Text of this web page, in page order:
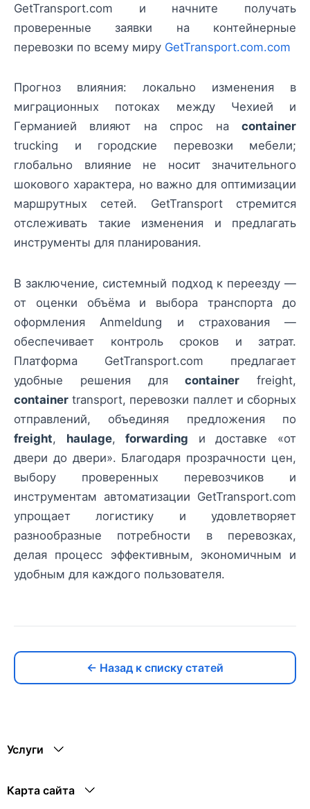
GetTransport.com и начните получать
проверенные заявки на контейнерные
перевозки по всему миру GetTransport.com.com
Прогноз влияния: локально изменения в
миграционных потоках между Чехией и
Германией влияют на спрос на container
trucking и городские перевозки мебели;
глобально влияние не носит значительного
шокового характера, но важно для оптимизации
маршрутных сетей. GetTransport стремится
отслеживать такие изменения и предлагать
инструменты для планирования.
В заключение, системный подход к переезду —
от оценки объёма и выбора транспорта до
оформления Anmeldung и страхования —
обеспечивает контроль сроков и затрат.
Платформа GetTransport.com предлагает
удобные решения дляcontainer freight,
container transport, перевозки паллет и сборных
отправлений, объединяя предложения по
freight, haulage,forwarding и доставке «от
двери до двери». Благодаря прозрачности цен,
выбору проверенных перевозчиков и
инструментам автоматизации GetTransport.com
упрощает логистику и удовлетворяет
разнообразные потребности в перевозках,
делая процесс эффективным, экономичным и
удобным для каждого пользователя.
← Назад к списку статей
Услуги
Карта сайта